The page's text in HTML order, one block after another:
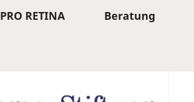
PRO RETINA Beratung